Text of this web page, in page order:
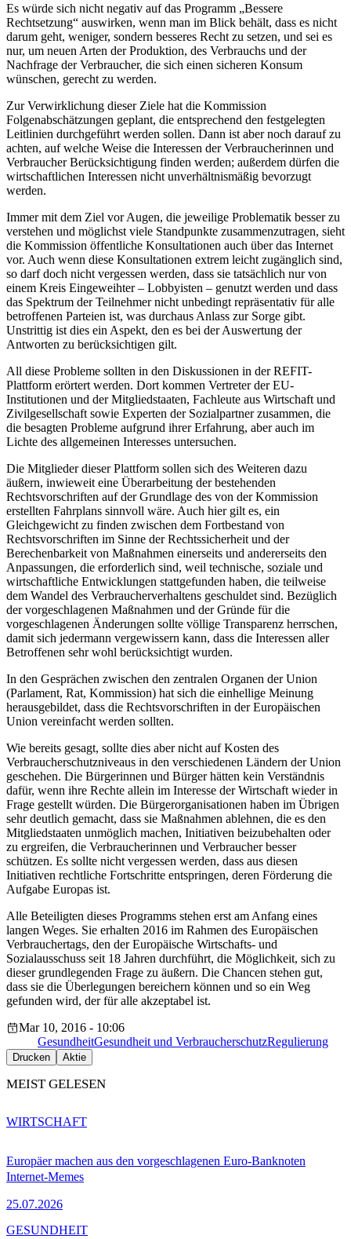
Es würde sich nicht negativ auf das Programm „Bessere
Rechtsetzung“ auswirken, wenn man im Blick behält, dass es nicht
darum geht, weniger, sondern besseres Recht zu setzen, und sei es
nur, um neuen Arten der Produktion, des Verbrauchs und der
Nachfrage der Verbraucher, die sich einen sicheren Konsum
wünschen, gerecht zu werden.
Zur Verwirklichung dieser Ziele hat die Kommission
Folgenabschätzungen geplant, die entsprechend den festgelegten
Leitlinien durchgeführt werden sollen. Dann ist aber noch darauf zu
achten, auf welche Weise die Interessen der Verbraucherinnen und
Verbraucher Berücksichtigung finden werden; außerdem dürfen die
wirtschaftlichen Interessen nicht unverhältnismäßig bevorzugt
werden.
Immer mit dem Ziel vor Augen, die jeweilige Problematik besser zu
verstehen und möglichst viele Standpunkte zusammenzutragen, sieht
die Kommission öffentliche Konsultationen auch über das Internet
vor. Auch wenn diese Konsultationen extrem leicht zugänglich sind,
so darf doch nicht vergessen werden, dass sie tatsächlich nur von
einem Kreis Eingeweihter – Lobbyisten – genutzt werden und dass
das Spektrum der Teilnehmer nicht unbedingt repräsentativ für alle
betroffenen Parteien ist, was durchaus Anlass zur Sorge gibt.
Unstrittig ist dies ein Aspekt, den es bei der Auswertung der
Antworten zu berücksichtigen gilt.
All diese Probleme sollten in den Diskussionen in der REFIT-
Plattform erörtert werden. Dort kommen Vertreter der EU-
Institutionen und der Mitgliedstaaten, Fachleute aus Wirtschaft und
Zivilgesellschaft sowie Experten der Sozialpartner zusammen, die
die besagten Probleme aufgrund ihrer Erfahrung, aber auch im
Lichte des allgemeinen Interesses untersuchen.
Die Mitglieder dieser Plattform sollen sich des Weiteren dazu
äußern, inwieweit eine Überarbeitung der bestehenden
Rechtsvorschriften auf der Grundlage des von der Kommission
erstellten Fahrplans sinnvoll wäre. Auch hier gilt es, ein
Gleichgewicht zu finden zwischen dem Fortbestand von
Rechtsvorschriften im Sinne der Rechtssicherheit und der
Berechenbarkeit von Maßnahmen einerseits und andererseits den
Anpassungen, die erforderlich sind, weil technische, soziale und
wirtschaftliche Entwicklungen stattgefunden haben, die teilweise
dem Wandel des Verbraucherverhaltens geschuldet sind. Bezüglich
der vorgeschlagenen Maßnahmen und der Gründe für die
vorgeschlagenen Änderungen sollte völlige Transparenz herrschen,
damit sich jedermann vergewissern kann, dass die Interessen aller
Betroffenen sehr wohl berücksichtigt wurden.
In den Gesprächen zwischen den zentralen Organen der Union
(Parlament, Rat, Kommission) hat sich die einhellige Meinung
herausgebildet, dass die Rechtsvorschriften in der Europäischen
Union vereinfacht werden sollten.
Wie bereits gesagt, sollte dies aber nicht auf Kosten des
Verbraucherschutzniveaus in den verschiedenen Ländern der Union
geschehen. Die Bürgerinnen und Bürger hätten kein Verständnis
dafür, wenn ihre Rechte allein im Interesse der Wirtschaft wieder in
Frage gestellt würden. Die Bürgerorganisationen haben im Übrigen
sehr deutlich gemacht, dass sie Maßnahmen ablehnen, die es den
Mitgliedstaaten unmöglich machen, Initiativen beizubehalten oder
zu ergreifen, die Verbraucherinnen und Verbraucher besser
schützen. Es sollte nicht vergessen werden, dass aus diesen
Initiativen rechtliche Fortschritte entspringen, deren Förderung die
Aufgabe Europas ist.
Alle Beteiligten dieses Programms stehen erst am Anfang eines
langen Weges. Sie erhalten 2016 im Rahmen des Europäischen
Verbrauchertags, den der Europäische Wirtschafts- und
Sozialausschuss seit 18 Jahren durchführt, die Möglichkeit, sich zu
dieser grundlegenden Frage zu äußern. Die Chancen stehen gut,
dass sie die Überlegungen bereichern können und so ein Weg
gefunden wird, der für alle akzeptabel ist.
Mar 10, 2016 - 10:06
GesundheitGesundheit und VerbraucherschutzRegulierung
Drucken Aktie
MEIST GELESEN
Europäer machen aus den vorgeschlagenen Euro-Banknoten
Internet-Memes
25.07.2026
WIRTSCHAFT
GESUNDHEIT